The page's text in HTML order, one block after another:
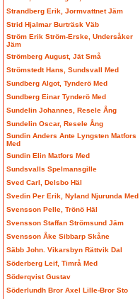
Strandberg Erik, Jormvattnet Jäm
Strid Hjalmar Burträsk Väb
Ström Erik Ström-Erske, Undersåker
Jäm
Strömberg August, Jät Små
Strömstedt Hans, Sundsvall Med
Sundberg Algot, Tynderö Med
Sundberg Einar Tynderö Med
Sundelin Johannes, Resele Ång
Sundelin Oscar, Resele Ång
Sundin Anders Ante Lyngsten Matfors
Med
Sundin Elin Matfors Med
Sundsvalls Spelmansgille
Sved Carl, Delsbo Häl
Svedin Per Erik, Nyland Njurunda Med
Svensson Pelle, Trönö Häl
Svensson Staffan Strömsund Jäm
Svensson Åke Sibbarp Skåne
Säbb John. Vikarsbyn Rättvik Dal
Söderberg Leif, Timrå Med
Söderqvist Gustav
Söderlundh Bror Axel Lille-Bror Sto